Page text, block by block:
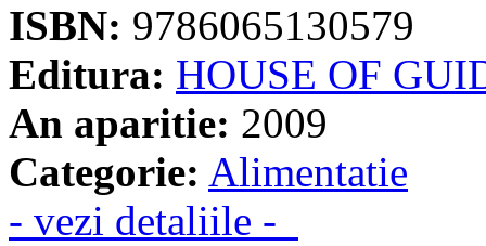
ISBN: 9786065130579
Editura: HOUSE OF
An aparitie: 2009
Categorie: Alimentatie
- vezi detaliile -